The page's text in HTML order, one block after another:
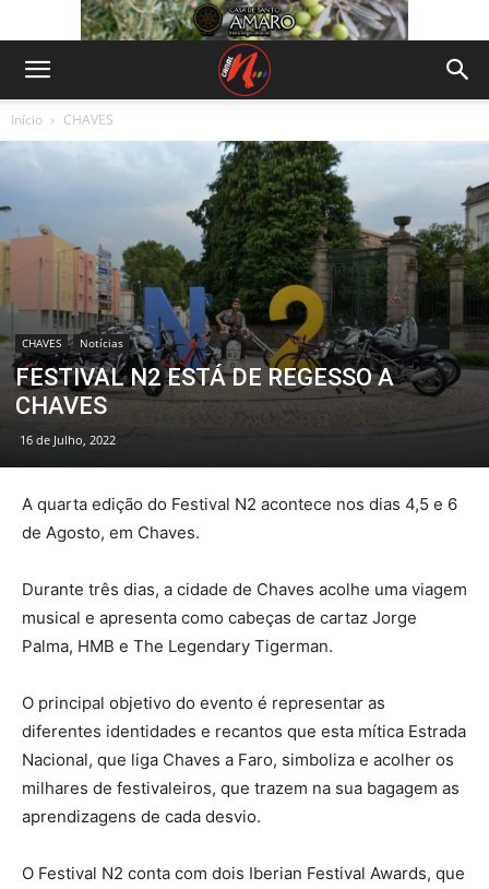
Início CHAVES
CHAVES Notícias
FESTIVAL N2 ESTÁ DE REGESSO A
CHAVES
16 de Julho, 2022
A quarta edição do Festival N2 acontece nos dias 4,5 e 6
de Agosto, em Chaves.
Durante três dias, a cidade de Chaves acolhe uma viagem
musical e apresenta como cabeças de cartaz Jorge
Palma, HMB e The Legendary Tigerman.
O principal objetivo do evento é representar as
diferentes identidades e recantos que esta mítica Estrada
Nacional, que liga Chaves a Faro, simboliza e acolher os
milhares de festivaleiros, que trazem na sua bagagem as
aprendizagens de cada desvio.
O Festival N2 conta com dois Iberian Festival Awards, que